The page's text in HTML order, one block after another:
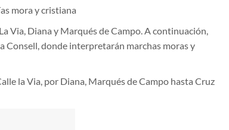
mora y cristiana
Via, Diana y Marqués de Campo. A continuación,
Consell, donde interpretarán marchas moras y
la Via, por Diana, Marqués de Campo hasta Cruz